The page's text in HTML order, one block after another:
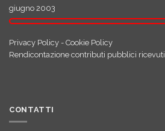
giugno 2003
Privacy Policy - Cookie Policy
Rendicontazione contributi pubblici ricevuti
CONTATTI